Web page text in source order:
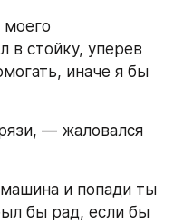
в стойку, уперев
иначе я бы
― жаловался
и попади ты
бы рад, если бы